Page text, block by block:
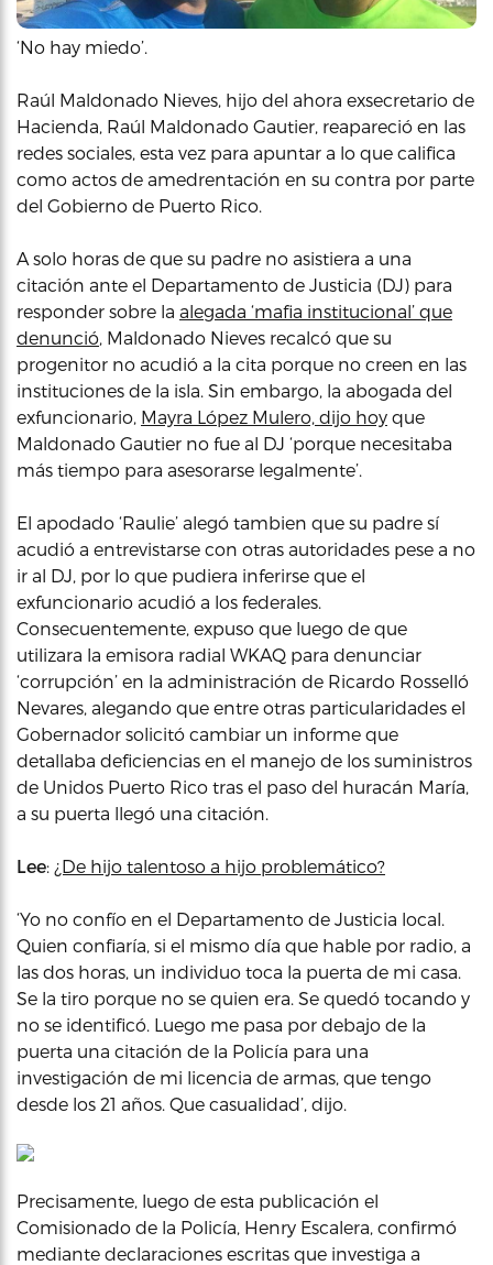
‘No hay miedo’.
Raúl Maldonado Nieves, hijo del ahora exsecretario de
Hacienda, Raúl Maldonado Gautier, reapareció en las
redes sociales, esta vez para apuntar a lo que califica
como actos de amedrentación en su contra por parte
del Gobierno de Puerto Rico.
A solo horas de que su padre no asistiera a una
citación ante el Departamento de Justicia (DJ) para
responder sobre la alegada ‘mafia institucional’ que
denunció, Maldonado Nieves recalcó que su
progenitor no acudió a la cita porque no creen en las
instituciones de la isla. Sin embargo, la abogada del
exfuncionario, Mayra López Mulero, dijo hoy que
Maldonado Gautier no fue al DJ ‘porque necesitaba
más tiempo para asesorarse legalmente’.
El apodado ‘Raulie’ alegó tambien que su padre sí
acudió a entrevistarse con otras autoridades pese a no
ir al DJ, por lo que pudiera inferirse que el
exfuncionario acudió a los federales.
Consecuentemente, expuso que luego de que
utilizara la emisora radial WKAQ para denunciar
‘corrupción’ en la administración de Ricardo Rosselló
Nevares, alegando que entre otras particularidades el
Gobernador solicitó cambiar un informe que
detallaba deficiencias en el manejo de los suministros
de Unidos Puerto Rico tras el paso del huracán María,
a su puerta llegó una citación.
Lee: ¿De hijo talentoso a hijo problemático?
‘Yo no confío en el Departamento de Justicia local.
Quien confiaría, si el mismo día que hable por radio, a
las dos horas, un individuo toca la puerta de mi casa.
Se la tiro porque no se quien era. Se quedó tocando y
no se identificó. Luego me pasa por debajo de la
puerta una citación de la Policía para una
investigación de mi licencia de armas, que tengo
desde los 21 años. Que casualidad’, dijo.
Precisamente, luego de esta publicación el
Comisionado de la Policía, Henry Escalera, confirmó
mediante declaraciones escritas que investiga a